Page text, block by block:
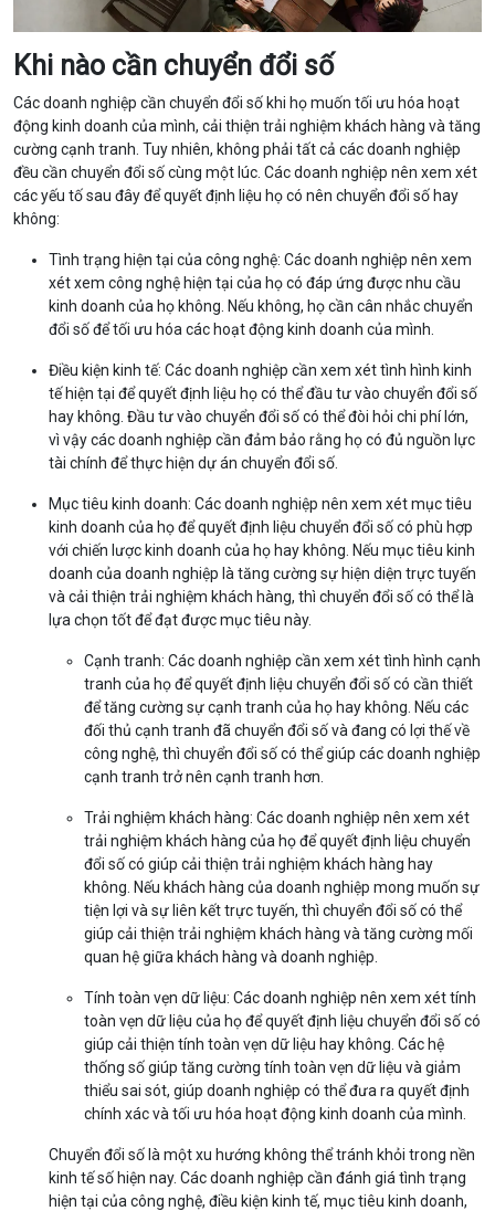
Khi nào cần chuyển đổi số
Các doanh nghiệp cần chuyển đổi số khi họ muốn tối ưu hóa hoạt
động kinh doanh của mình, cải thiện trải nghiệm khách hàng và tăng
cường cạnh tranh. Tuy nhiên, không phải tất cả các doanh nghiệp
đều cần chuyển đổi số cùng một lúc. Các doanh nghiệp nên xem xét
các yếu tố sau đây để quyết định liệu họ có nên chuyển đổi số hay
không:
Tình trạng hiện tại của công nghệ: Các doanh nghiệp nên xem
xét xem công nghệ hiện tại của họ có đáp ứng được nhu cầu
kinh doanh của họ không. Nếu không, họ cần cân nhắc chuyển
đổi số để tối ưu hóa các hoạt động kinh doanh của mình.
Điều kiện kinh tế: Các doanh nghiệp cần xem xét tình hình kinh
tế hiện tại để quyết định liệu họ có thể đầu tư vào chuyển đổi số
hay không. Đầu tư vào chuyển đổi số có thể đòi hỏi chi phí lớn,
vì vậy các doanh nghiệp cần đảm bảo rằng họ có đủ nguồn lực
tài chính để thực hiện dự án chuyển đổi số.
Mục tiêu kinh doanh: Các doanh nghiệp nên xem xét mục tiêu
kinh doanh của họ để quyết định liệu chuyển đổi số có phù hợp
với chiến lược kinh doanh của họ hay không. Nếu mục tiêu kinh
doanh của doanh nghiệp là tăng cường sự hiện diện trực tuyến
và cải thiện trải nghiệm khách hàng, thì chuyển đổi số có thể là
lựa chọn tốt để đạt được mục tiêu này.
Cạnh tranh: Các doanh nghiệp cần xem xét tình hình cạnh
tranh của họ để quyết định liệu chuyển đổi số có cần thiết
để tăng cường sự cạnh tranh của họ hay không. Nếu các
đối thủ cạnh tranh đã chuyển đổi số và đang có lợi thế về
công nghệ, thì chuyển đổi số có thể giúp các doanh nghiệp
cạnh tranh trở nên cạnh tranh hơn.
Trải nghiệm khách hàng: Các doanh nghiệp nên xem xét
trải nghiệm khách hàng của họ để quyết định liệu chuyển
đổi số có giúp cải thiện trải nghiệm khách hàng hay
không. Nếu khách hàng của doanh nghiệp mong muốn sự
tiện lợi và sự liên kết trực tuyến, thì chuyển đổi số có thể
giúp cải thiện trải nghiệm khách hàng và tăng cường mối
quan hệ giữa khách hàng và doanh nghiệp.
Tính toàn vẹn dữ liệu: Các doanh nghiệp nên xem xét tính
toàn vẹn dữ liệu của họ để quyết định liệu chuyển đổi số có
giúp cải thiện tính toàn vẹn dữ liệu hay không. Các hệ
thống số giúp tăng cường tính toàn vẹn dữ liệu và giảm
thiểu sai sót, giúp doanh nghiệp có thể đưa ra quyết định
chính xác và tối ưu hóa hoạt động kinh doanh của mình.
Chuyển đổi số là một xu hướng không thể tránh khỏi trong nền
kinh tế số hiện nay. Các doanh nghiệp cần đánh giá tình trạng
hiện tại của công nghệ, điều kiện kinh tế, mục tiêu kinh doanh,